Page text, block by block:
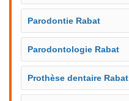
Parodontie Rabat
Parodontologie Rabat
Prothèse dentaire Rabat